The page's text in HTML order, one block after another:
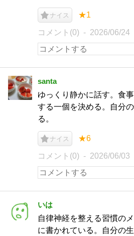
ナイス ★1
コメント(0) 2026/06/24
santa
ゆっくり静かに話す。食
する一個を決める。自分
る。
ナイス ★6
コメント(0) 2026/06/03
いは
自律神経を整える習慣の
に書かれている。自分の